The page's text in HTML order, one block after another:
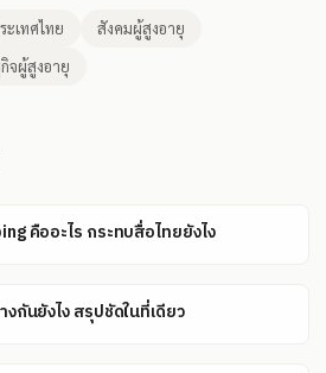
ะเทศไทย
สังคมผู้สูงอายุ
จผู้สูงอายุ
คืออะไร กระทบสื่อไทยยังไง
กันยังไง สรุปชัดในที่เดียว